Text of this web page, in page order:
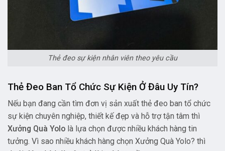
Thẻ đeo sự kiện nhân viên theo yêu cầu
Thẻ Đeo Ban Tổ Chức Sự Kiện Ở Đâu Uy Tín?
Nếu bạn đang cần tìm đơn vị sản xuất thẻ đeo ban tổ chức
sự kiện chuyên nghiệp, thiết kế đẹp và hỗ trợ tận tâm thì
Xưởng Quà Yolo là lựa chọn được nhiều khách hàng tin
tưởng. Vì sao nhiều khách hàng chọn Xưởng Quà Yolo? thì